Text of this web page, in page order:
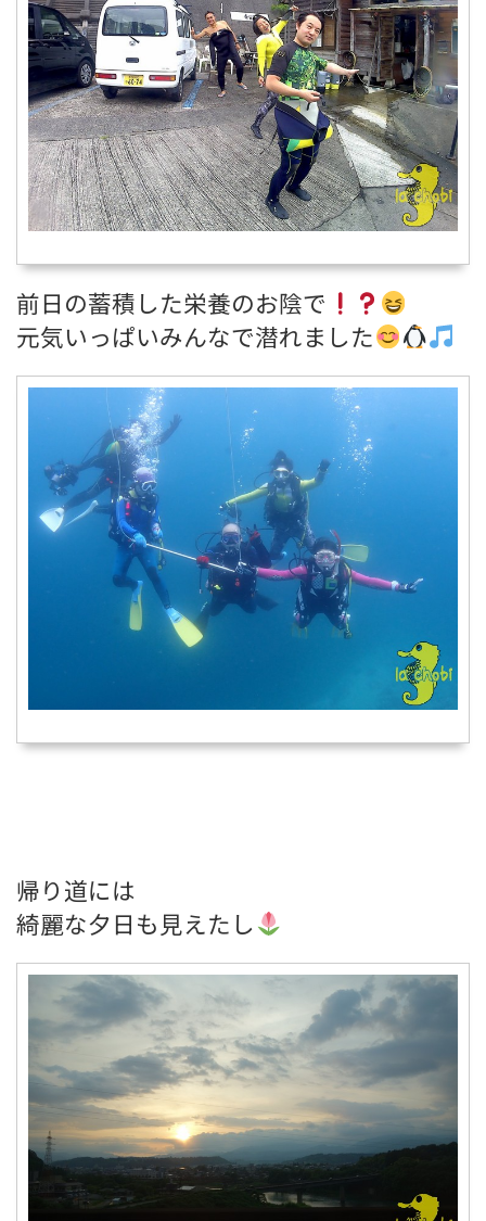
前日の蓄積した栄養のお陰で
元気いっぱいみんなで潜れました
帰り道には
綺麗な夕日も見えたし